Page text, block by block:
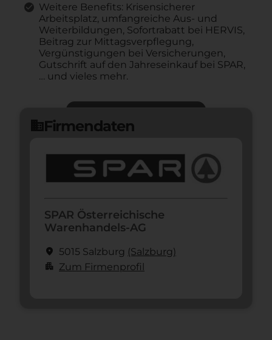
Weitere Benefits: Krisensicherer
Arbeitsplatz, umfangreiche Aus- und
Weiterbildungen, Sofortrabatt bei HERVIS,
Beitrag zur Mittagsverpflegung,
Vergünstigungen bei Versicherungen,
Gutschrift auf den Jahreseinkauf bei SPAR,
… und vieles mehr.
domainFirmendaten
SPAR Österreichische
Warenhandels-AG
location_on 5015 Salzburg (Salzburg)
apartment Zum Firmenprofil